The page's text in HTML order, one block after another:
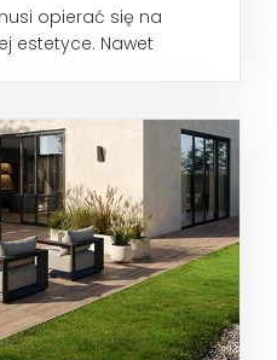
opierać się na
estetyce. Nawet